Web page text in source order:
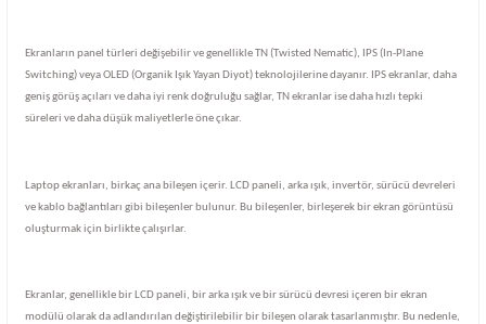
Ekranların panel türleri değişebilir ve genellikle TN (Twisted Nematic), IPS (In-Plane
Switching) veya OLED (Organik Işık Yayan Diyot) teknolojilerine dayanır. IPS ekranlar, daha
geniş görüş açıları ve daha iyi renk doğruluğu sağlar, TN ekranlar ise daha hızlı tepki
süreleri ve daha düşük maliyetlerle öne çıkar.
Laptop ekranları, birkaç ana bileşen içerir. LCD paneli, arka ışık, invertör, sürücü devreleri
ve kablo bağlantıları gibi bileşenler bulunur. Bu bileşenler, birleşerek bir ekran görüntüsü
oluşturmak için birlikte çalışırlar.
Ekranlar, genellikle bir LCD paneli, bir arka ışık ve bir sürücü devresi içeren bir ekran
modülü olarak da adlandırılan değiştirilebilir bir bileşen olarak tasarlanmıştır. Bu nedenle,